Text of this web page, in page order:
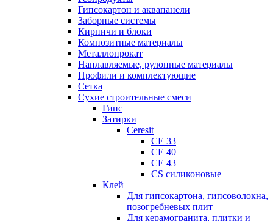
Гипсокартон и аквапанели
Заборные системы
Кирпичи и блоки
Композитные материалы
Металлопрокат
Наплавляемые, рулонные материалы
Профили и комплектующие
Сетка
Сухие строительные смеси
Гипс
Затирки
Ceresit
CE 33
CE 40
CE 43
CS силиконовые
Клей
Для гипсокартона, гипсоволокна,
позогребневых плит
Для керамогранита, плитки и